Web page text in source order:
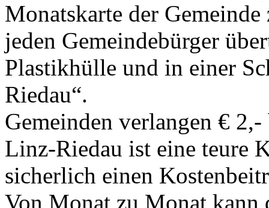
Monatskarte der
jeden Gemeindebürger
Plastikhülle und in einer
Riedau“.
Gemeinden verlangen €
Linz-Riedau ist eine teure
sicherlich einen
Von Monat zu Monat kann